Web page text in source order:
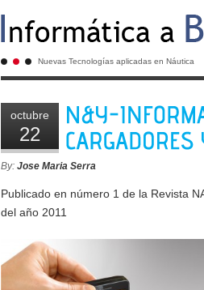
Nuevas Tecnologías aplicadas en Náutica
octubre
22
By: Jose Maria Serra
Publicado en número 1 de la Revista
del año 2011